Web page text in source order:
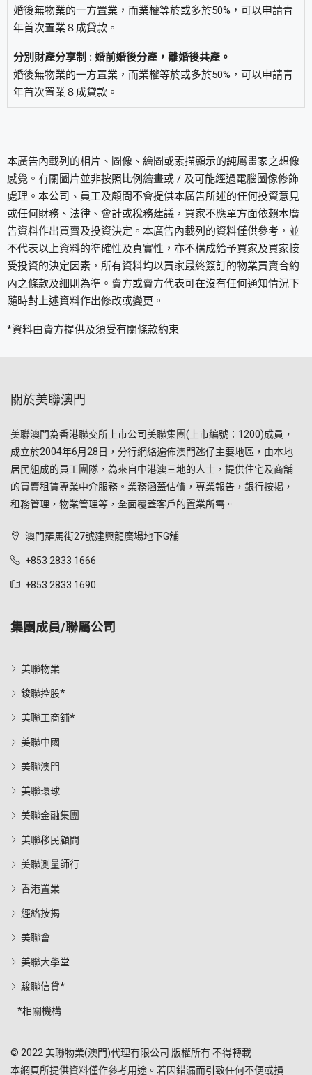
婚後無物業的一方置業，而業權等於或多於50%，可以申請青
年首次置業８成貸款。
分別財產分享制 : 婚前婚後分產，離婚後共產。
婚後無物業的一方置業，而業權等於或多於50%，可以申請青
年首次置業８成貸款。
本廣告內載列的相片、圖像、繪圖或素描顯示的純屬畫家之想像
感覺。有關圖片並非按照比例繪畫或 / 及可能經過電腦圖像修飾
處理。本公司、員工及顧問不會提供本廣告所述的任何投資意見
或任何財務、法律、會計或稅務建議，買家不應單方面依賴本廣
告資料作出買賣及投資決定。本廣告內載列的資料僅供參考，並
不代表以上資料的準確性及真實性，亦不構成給予買家及買家接
受投資的決定因素，所有資料均以買家最終簽訂的物業買賣合約
內之條款及細則為準。賣方或賣方代表可在沒有任何通知情況下
隨時對上述資料作出修改或變更。
*資料由賣方提供及須受有關條款約束
關於美聯澳門
美聯澳門為香港聯交所上市公司美聯集團(上市編號：1200)成員，
成立於2004年6月28日，分行網絡遍佈澳門氹仔主要地區，由本地
居民組成的員工團隊，為來自中港澳三地的人士，提供住宅及商舖
的買賣租賃專業中介服務。業務涵蓋估價，專業報告，銀行按揭，
租務管理，物業管理等，全面覆蓋客戶的置業所需。
澳門羅馬街27號建興龍廣場地下G舖
+853 2833 1666
+853 2833 1690
集團成員/聯屬公司
美聯物業
鋑聯控股*
美聯工商舖*
美聯中國
美聯澳門
美聯環球
美聯金融集團
美聯移民顧問
美聯測量師行
香港置業
經絡按揭
美聯會
美聯大學堂
駿聯信貸*
*相關機構
© 2022 美聯物業(澳門)代理有限公司 版權所有 不得轉載
本網頁所提供資料僅作參考用途。若因錯漏而引致任何不便或損